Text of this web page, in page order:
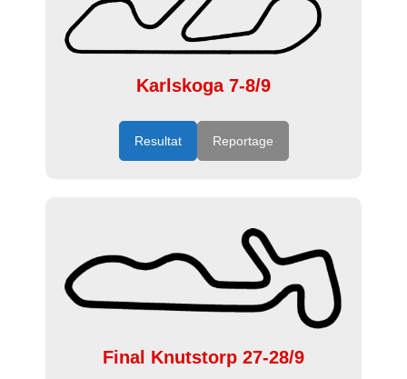
Karlskoga 7-8/9
Resultat Reportage
Final Knutstorp 27-28/9